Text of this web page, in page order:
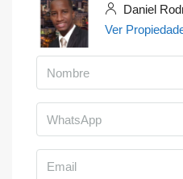
Daniel
Ver